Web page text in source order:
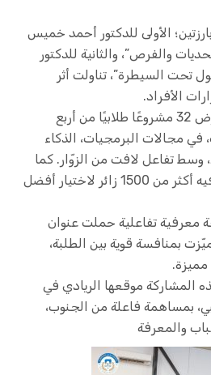
الأولى للدكتور أحمد خميس
والفرص”، والثانية للدكتور
تحت السيطرة”، تناولت أثر
الأفراد.
المعرض المصاحب استعرض 32 مشروعًا طلابيًا من أربع
مجالات البرمجيات، الذكاء
وسط تفاعل لافت من الزوّار. كما
أُجري استبيان عام شارك فيه أكثر من 1500 زائر لاختيار أفضل
معرفية تفاعلية حملت عنوان
بمنافسة قوية بين الطلبة،
مميزة.
المشاركة موقعها الريادي في
بمساهمة فاعلة من الجنوب،
والمعرفة